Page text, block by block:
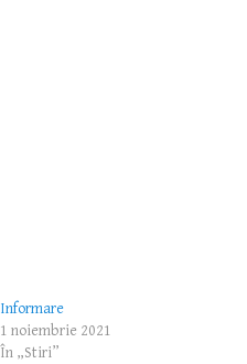
Informare
1 noiembrie 2021
În „Stiri”